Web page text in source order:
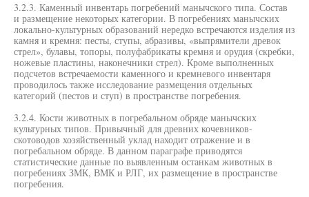
3.2.3. Каменный инвентарь погребений манычского типа. Состав
и размещение некоторых категории. В погребениях манычских
локально-культурных образований нередко встречаются изделия из
камня и кремня: песты, ступы, абразивы, «выпрямители древок
стрел», булавы, топоры, полуфабрикаты кремня и орудия (скребки,
ножевые пластины, наконечники стрел). Кроме выполненных
подсчетов встречаемости каменного и кремневого инвентаря
проводилось также исследование размещения отдельных
категорий (пестов и ступ) в пространстве погребения.
3.2.4. Кости животных в погребальном обряде манычских
культурных типов. Привычный для древних кочевников-
скотоводов хозяйственный уклад находит отражение и в
погребальном обряде. В данном параграфе приводятся
статистические данные по выявленным останкам животных в
погребениях ЗМК, ВМК и РЛГ, их размещение в пространстве
погребения.